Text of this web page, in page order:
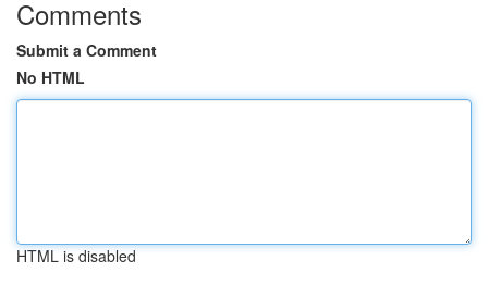
Comments
Submit a Comment
No HTML
HTML is disabled